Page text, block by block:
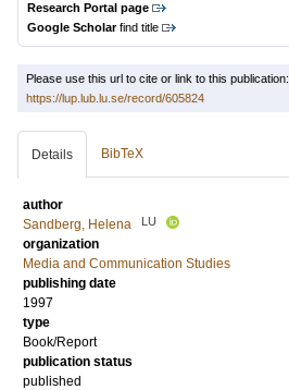
Research Portal page
Google Scholarfind title
Please use this url to cite or link to this publication:
https://lup.lub.lu.se/record/605824
Details BibTeX
author
Sandberg, Helena
LU
organization
Media and Communication Studies
publishing date
1997
type
Book/Report
publication status
published